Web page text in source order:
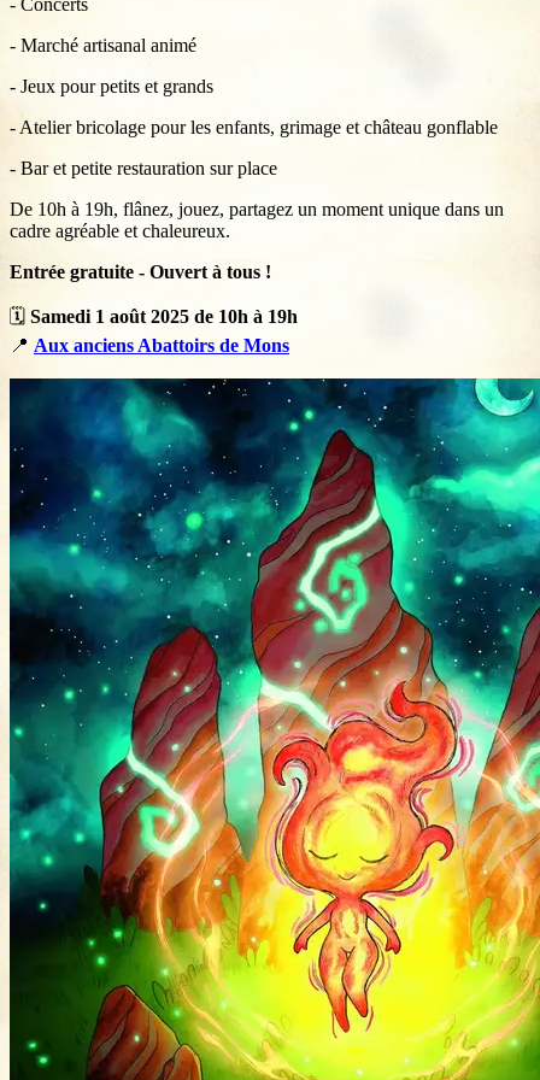
- Concerts
- Marché artisanal animé
- Jeux pour petits et grands
- Atelier bricolage pour les enfants, grimage et château gonflable
- Bar et petite restauration sur place
De 10h à 19h, flânez, jouez, partagez un moment unique dans un
cadre agréable et chaleureux.
Entrée gratuite - Ouvert à tous !
🗓️ Samedi 1 août 2025 de 10h à 19h
📍 Aux anciens Abattoirs de Mons